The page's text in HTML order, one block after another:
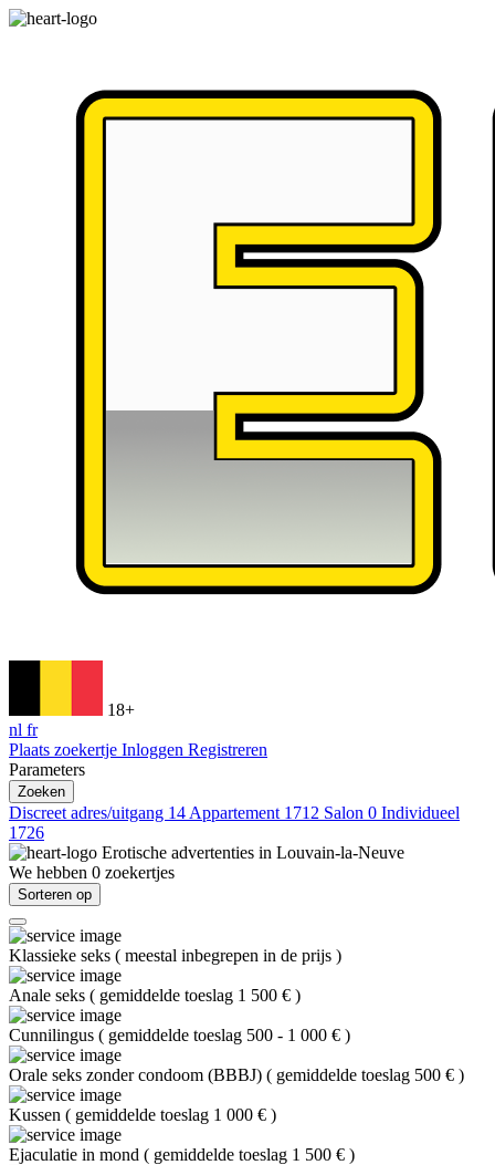
18+
nl fr
Plaats zoekertje Inloggen Registreren
Parameters
Zoeken
Discreet adres/uitgang 14 Appartement 1712 Salon 0 Individueel
1726
Erotische advertenties in Louvain-la-Neuve
We hebben 0 zoekertjes
Sorteren op
Klassieke seks ( meestal inbegrepen in de prijs )
Anale seks ( gemiddelde toeslag 1 500 € )
Cunnilingus ( gemiddelde toeslag 500 - 1 000 € )
Orale seks zonder condoom (BBBJ) ( gemiddelde toeslag 500 € )
Kussen ( gemiddelde toeslag 1 000 € )
Ejaculatie in mond ( gemiddelde toeslag 1 500 € )